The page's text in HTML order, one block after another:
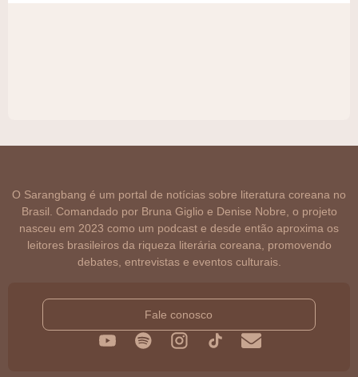
O Sarangbang é um portal de notícias sobre literatura coreana no
Brasil. Comandado por Bruna Giglio e Denise Nobre, o projeto
nasceu em 2023 como um podcast e desde então aproxima os
leitores brasileiros da riqueza literária coreana, promovendo
debates, entrevistas e eventos culturais.
Fale conosco